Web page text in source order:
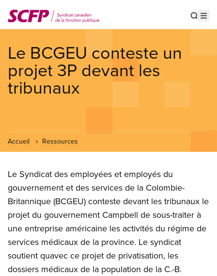
au
contenu
Le BCGEU conteste un
projet 3P devant les
tribunaux
Accueil Ressources
Le Syndicat des employées et employés du
gouvernement et des services de la Colombie-
Britannique (BCGEU) conteste devant les tribunaux le
projet du gouvernement Campbell de sous-traiter à
une entreprise américaine les activités du régime de
services médicaux de la province. Le syndicat
soutient quavec ce projet de privatisation, les
dossiers médicaux de la population de la C.-B.